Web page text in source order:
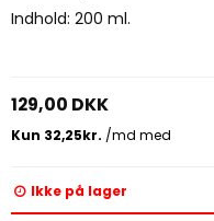
Indhold: 200 ml.
129,00 DKK
Ikke på lager